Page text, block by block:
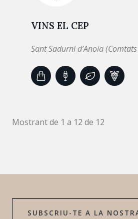
VINS EL CEP
Sant Sadurní d’Anoia
Mostrant de 1 a 12 de 12
SUBSCRIU-TE A LA